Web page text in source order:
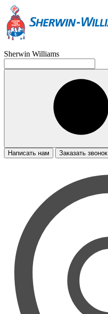
Sherwin Williams
Написать нам Заказать звонок